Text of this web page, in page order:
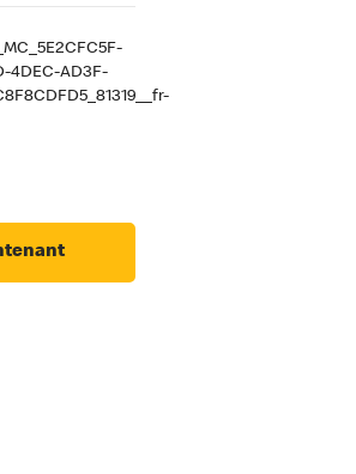
4DEC-AD3F-